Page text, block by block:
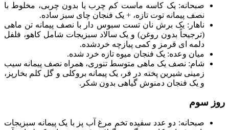
صبحانه: یک کاسه ماست کم چرب یا بدون چربی، مخلوط با
نصف پیمانه توت تازه، + یک فنجان چای سبز ساده.
ناهار: یک برش نان تست سبوس دار با نصف پیمانه تن ماهی
(ترجیحاً بدون روغن) و یک سالاد سبزیجات شامل کاهو، فلفل
دلمه ای قرمز و کمی پیازچه خردشده.
میان وعده: یک فنجان میوه تازه خرد شده.
شام: نصف یک ماهی متوسط تنوری، همراه نصف پیمانه سیب
زمینی شیرین پخته در فر، یک پیمانه بروکلی و گل کلم بخارپز،
و یک فنجان دمنوش گیاهی بدون شکر.
روز سوم
صبحانه: دو عدد سفیده تخم مرغ آب پز با یک پیمانه سبزیجات